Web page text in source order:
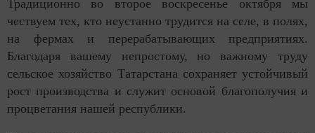
Традиционно во второе воскресенье октября мы
чествуем тех, кто неустанно трудится на селе, в полях,
на фермах и перерабатывающих предприятиях.
Благодаря вашему непростому, но важному труду
сельское хозяйство Татарстана сохраняет устойчивый
рост производства и служит основой благополучия и
процветания нашей республики.